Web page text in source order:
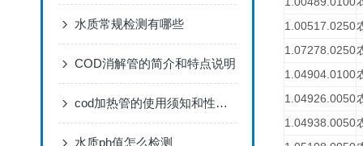
水质常规检测有哪些
COD消解管的简介和特点说明
cod加热管的使用须知和性能要求
水质ph值怎么检测
1.00517.0250
1.07278.0250
1.04904.0100
1.04926.0050
1.04938.0050